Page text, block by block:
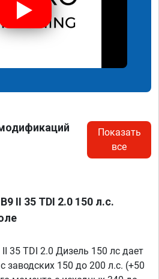
Показать
все
II 35 TDI 2.0 150 л.с.
35 TDI 2.0 Дизель 150 лс дает
заводских 150 до 200 л.с. (+50